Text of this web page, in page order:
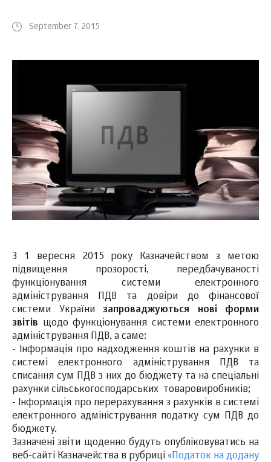
September 7, 2015
З 1 вересня 2015 року Казначейством з метою
підвищення прозорості, передбачуваності
функціонування системи електронного
адміністрування ПДВ та довіри до фінансової
системи України запроваджуються нові форми
звітів щодо функціонування системи електронного
адміністрування ПДВ, а саме:
- Інформація про надходження коштів на рахунки в
системі електронного адміністрування ПДВ та
списання сум ПДВ з них до бюджету та на спеціальні
рахунки сільськогосподарських товаровиробників;
- Інформація про перерахування з рахунків в системі
електронного адміністрування податку сум ПДВ до
бюджету.
Зазначені звіти щоденно будуть опубліковуватись на
веб-сайті Казначейства в рубриці «Податок на додану